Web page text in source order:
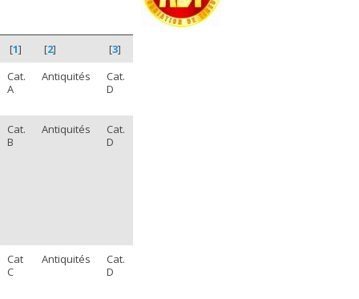
[1] [2] [3]
Cat.
A
Antiquités
Cat.
D
Cat.
B
Antiquités
Cat.
D
Cat
C
Antiquités
Cat.
D